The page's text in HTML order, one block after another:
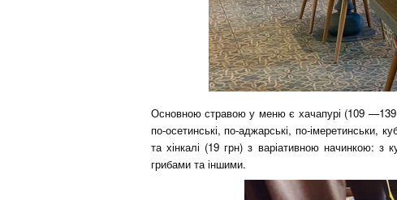
Основною стравою у меню є хачапурі (109 —139
по-осетинські, по-аджарські, по-
та хінкалі (19 грн) з варіативною начинкою:
грибами та іншими.